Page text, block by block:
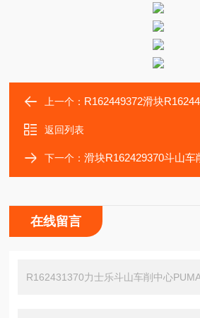
上一个： R162449372滑块R162441370力士乐
返回列表
下一个：滑块R162429370斗山车削中心
在线留言